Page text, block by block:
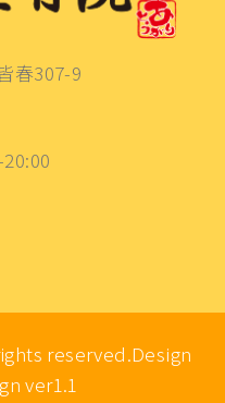
春307-9
reserved.Design
ver1.1